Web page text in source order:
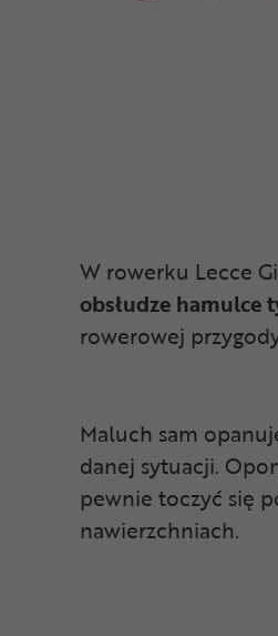
W rowerku Lecce
obsłudze hamulce
rowerowej
Maluch sam
danej sytuacji.
pewnie toczyć się
nawierzchniach.